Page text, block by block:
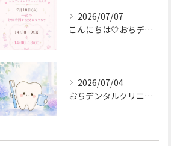
2026/07/07
こんにちは🤍おちデンタルクリニック長久手です🪥
2026/07/04
おちデンタルクリニック長久手です。